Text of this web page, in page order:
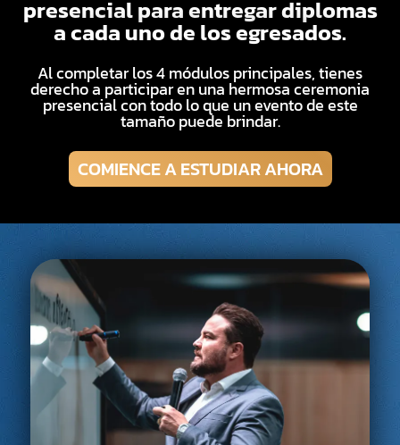
presencial para entregar diplomas
a cada uno de los egresados.
Al completar los 4 módulos principales, tienes
derecho a participar en una hermosa ceremonia
presencial con todo lo que un evento de este
tamaño puede brindar.
COMIENCE A ESTUDIAR AHORA